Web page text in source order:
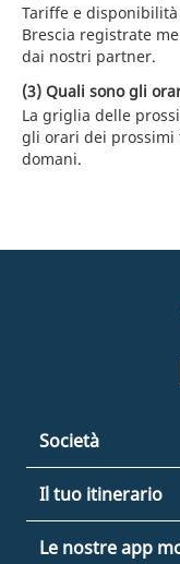
Tariffe e
Brescia registrate
dai nostri partner.
(3) Quali sono gli
La griglia delle
gli orari dei
domani.
Società
Il tuo itinerario
Le nostre app